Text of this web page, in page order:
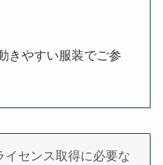
きやすい服装でご参
イセンス取得に必要な